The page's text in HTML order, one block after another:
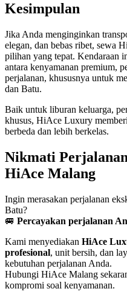
Kesimpulan
Jika Anda menginginkan
elegan, dan bebas ribet, sewa
pilihan yang tepat. Kendaraan
antara kenyamanan premium,
perjalanan, khususnya untuk
dan Batu.
Baik untuk liburan keluarga,
khusus, HiAce Luxury
berbeda dan lebih berkelas.
Nikmati
HiAce Malang
Ingin merasakan perjalanan
Batu?
🚐 Percayakan perjalanan
Kami menyediakan HiAce
profesional, unit bersih, dan
kebutuhan perjalanan Anda.
Hubungi HiAce Malang
kompromi soal kenyamanan.